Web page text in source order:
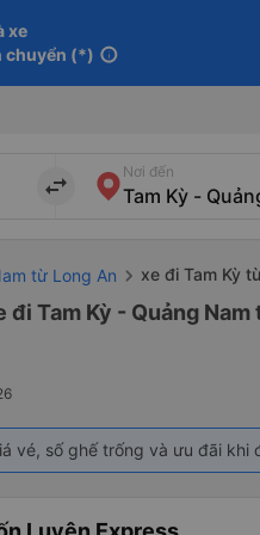
xe
chuyển (*) info
import_export
Nơi đến
từ Long An xe đi Tam Kỳ
đi Tam Kỳ - Quảng
vé, số ghế trống và ưu đãi khi